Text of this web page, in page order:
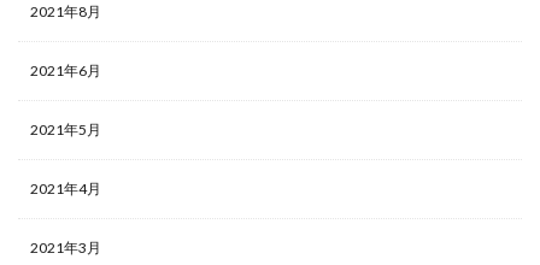
2021年8月
2021年6月
2021年5月
2021年4月
2021年3月